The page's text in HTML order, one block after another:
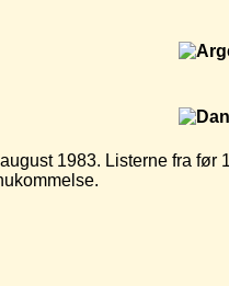
1983. Listerne fra før